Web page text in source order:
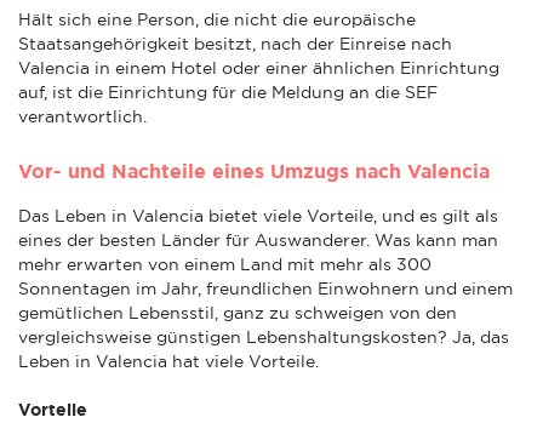
Hält sich eine Person, die nicht die europäische
Staatsangehörigkeit besitzt, nach der Einreise nach
Valencia in einem Hotel oder einer ähnlichen Einrichtung
auf, ist die Einrichtung für die Meldung an die SEF
verantwortlich.
Vor- und Nachteile eines Umzugs nach Valencia
Das Leben in Valencia bietet viele Vorteile, und es gilt als
eines der besten Länder für Auswanderer. Was kann man
mehr erwarten von einem Land mit mehr als 300
Sonnentagen im Jahr, freundlichen Einwohnern und einem
gemütlichen Lebensstil, ganz zu schweigen von den
vergleichsweise günstigen Lebenshaltungskosten? Ja, das
Leben in Valencia hat viele Vorteile.
Vorteile